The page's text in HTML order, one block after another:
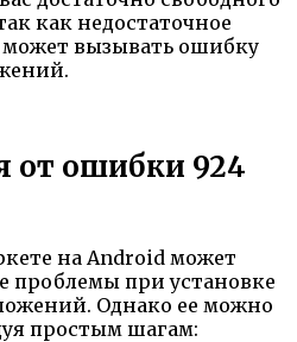
как недостаточное
может вызывать ошибку
от ошибки 924
на Android может
проблемы при установке
Однако ее можно
простым шагам: